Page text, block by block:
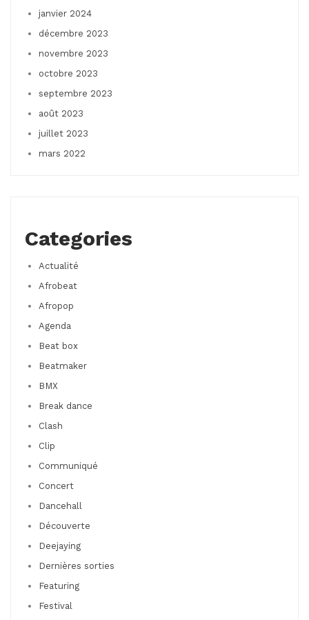
janvier 2024
décembre 2023
novembre 2023
octobre 2023
septembre 2023
août 2023
juillet 2023
mars 2022
Categories
Actualité
Afrobeat
Afropop
Agenda
Beat box
Beatmaker
BMX
Break dance
Clash
Clip
Communiqué
Concert
Dancehall
Découverte
Deejaying
Dernières sorties
Featuring
Festival